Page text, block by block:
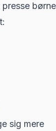
sig mere